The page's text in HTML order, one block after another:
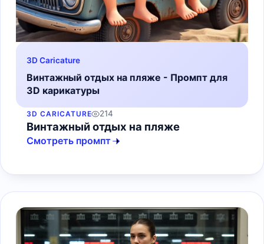
3D Caricature
Винтажный отдых на пляже - Промпт для
3D карикатуры
3D CARICATURE 214
Винтажный отдых на пляже
Смотреть промпт